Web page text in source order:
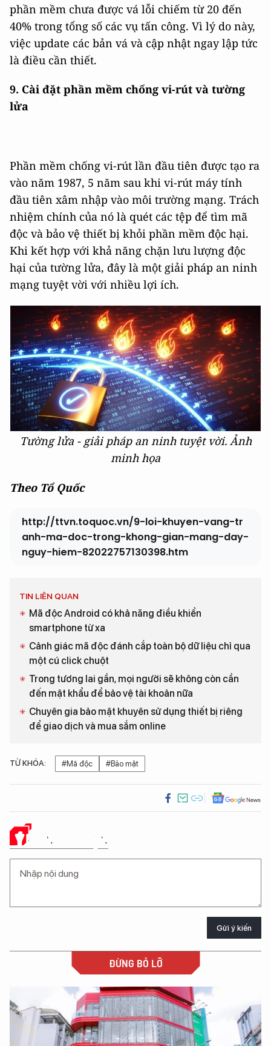
phần mềm chưa được vá lỗi chiếm từ 20 đến
40% trong tổng số các vụ tấn công. Vì lý do này,
việc update các bản vá và cập nhật ngay lập tức
là điều cần thiết.
9. Cài đặt phần mềm chống vi-rút và tường
lửa
Phần mềm chống vi-rút lần đầu tiên được tạo ra
vào năm 1987, 5 năm sau khi vi-rút máy tính
đầu tiên xâm nhập vào môi trường mạng. Trách
nhiệm chính của nó là quét các tệp để tìm mã
độc và bảo vệ thiết bị khỏi phần mềm độc hại.
Khi kết hợp với khả năng chặn lưu lượng độc
hại của tường lửa, đây là một giải pháp an ninh
mạng tuyệt vời với nhiều lợi ích.
Tường lửa - giải pháp an ninh tuyệt vời. Ảnh
minh họa
Theo Tổ Quốc
http://ttvn.toquoc.vn/9-loi-khuyen-vang-tr
anh-ma-doc-trong-khong-gian-mang-day-
nguy-hiem-82022757130398.htm
TIN LIÊN QUAN
Mã độc Android có khả năng điều khiển
smartphone từ xa
Cảnh giác mã độc đánh cắp toàn bộ dữ liệu chỉ qua
một cú click chuột
Trong tương lai gần, mọi người sẽ không còn cần
đến mật khẩu để bảo vệ tài khoản nữa
Chuyên gia bảo mật khuyên sử dụng thiết bị riêng
để giao dịch và mua sắm online
TỪ KHÓA: #Mã độc #Bảo mật
Ý KIẾN CỦA BẠN
Gửi ý kiến
ĐỪNG BỎ LỠ